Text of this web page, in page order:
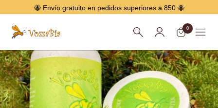
🐝 Envío gratuito en pedidos superiores a 850 🐝
Menú
Vossabia 0